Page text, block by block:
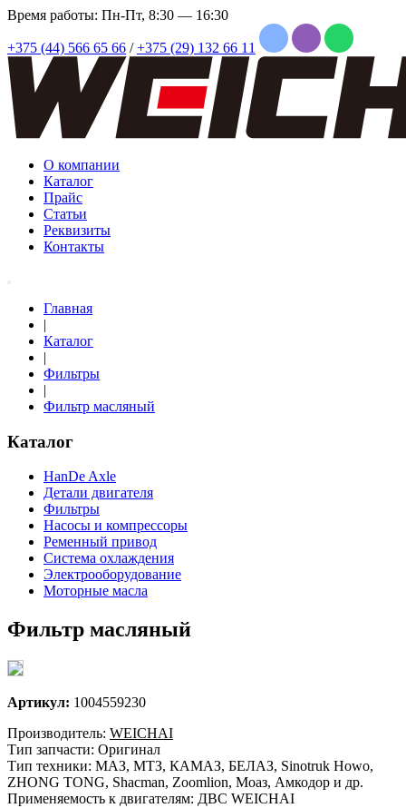
Время работы: Пн-Пт, 8:30 — 16:30
+375 (44) 566 65 66 / +375 (29) 132 66 11
О компании
Каталог
Прайс
Статьи
Реквизиты
Контакты
Главная
|
Каталог
|
Фильтры
|
Фильтр масляный
Каталог
HanDe Axle
Детали двигателя
Фильтры
Насосы и компрессоры
Ременный привод
Система охлаждения
Электрооборудование
Моторные масла
Фильтр масляный
Артикул: 1004559230
Производитель: WEICHAI
Тип запчасти: Оригинал
Тип техники: МАЗ, МТЗ, КАМАЗ, БЕЛАЗ, Sinotruk Howo,
ZHONG TONG, Shacman, Zoomlion, Моаз, Амкодор и др.
Применяемость к двигателям: ДВС WEICHAI